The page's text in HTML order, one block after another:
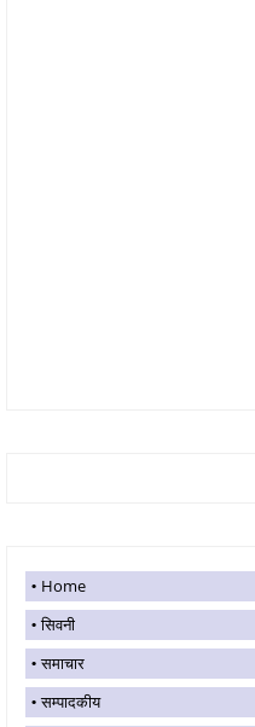
Home
सिवनी
समाचार
सम्पादकीय